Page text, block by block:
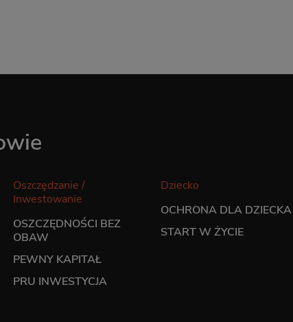
Oszczędzanie /
Inwestowanie
OSZCZĘDNOŚCI BEZ
OBAW
PEWNY KAPITAŁ
PRU INWESTYCJA
Dziecko
OCHRONA DLA DZIECKA
START W ŻYCIE